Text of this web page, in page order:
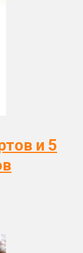
и 5